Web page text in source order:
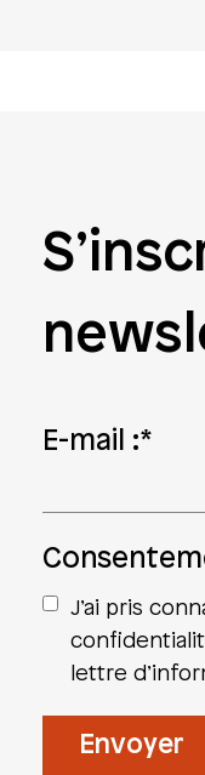
E-mail :*
J’ai pris
lettre